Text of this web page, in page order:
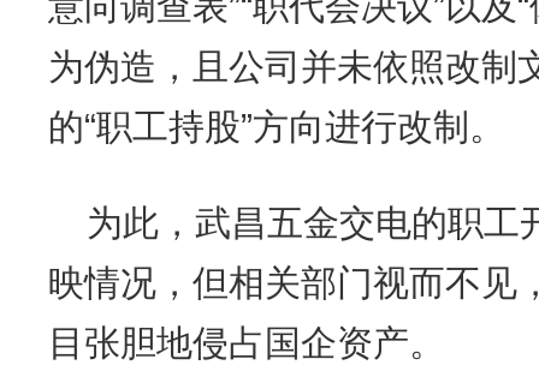
为伪造，且公司并未依照改制
的“职工持股”方向进行改制。
为此，武昌五金交电的职工
映情况，但相关部门视而不见
目张胆地侵占国企资产。